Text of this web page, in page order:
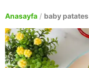
Anasayfa / baby patates